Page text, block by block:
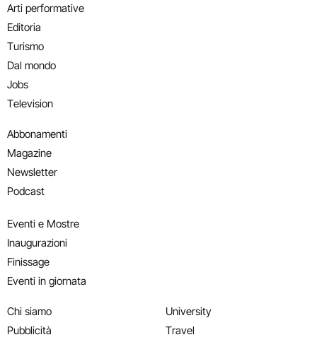
Arti performative
Editoria
Turismo
Dal mondo
Jobs
Television
Abbonamenti
Magazine
Newsletter
Podcast
Eventi e Mostre
Inaugurazioni
Finissage
Eventi in giornata
Chi siamo
Pubblicità
University
Travel